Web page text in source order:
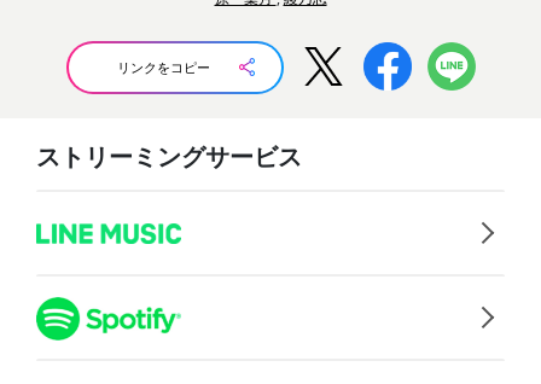
リンクをコピー
ストリーミングサービス